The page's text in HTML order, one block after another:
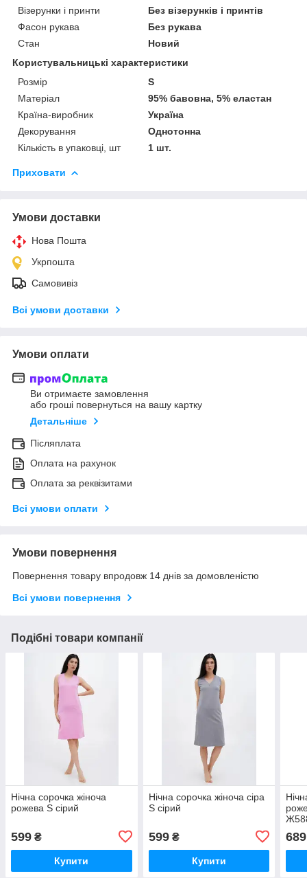
Візерунки і принти
Без візерунків і принтів
Фасон рукава
Без рукава
Стан
Новий
Користувальницькі характеристики
Розмір
S
Матеріал
95% бавовна, 5% еластан
Країна-виробник
Україна
Декорування
Однотонна
Кількість в упаковці, шт
1 шт.
Приховати
Умови доставки
Нова Пошта
Укрпошта
Самовивіз
Всі умови доставки
Умови оплати
Ви отримаєте замовлення
або гроші повернуться на вашу картку
Детальніше
Післяплата
Оплата на рахунок
Оплата за реквізитами
Всі умови оплати
Умови повернення
Повернення товару впродовж 14 днів за домовленістю
Всі умови повернення
Подібні товари компанії
Нічна сорочка жіноча
рожева S сірий
599 ₴
Купити
Нічна сорочка жіноча сіра
S сірий
599₴
Купити
689